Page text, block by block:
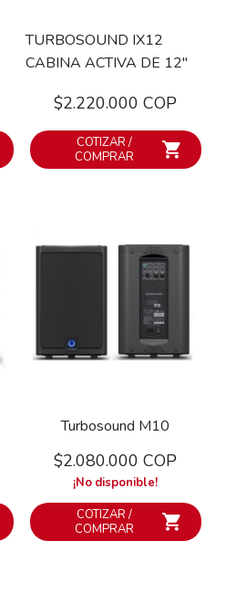
TURBOSOUND IX12
CABINA ACTIVA DE 12''
$2.220.000 COP
COTIZAR /
COMPRAR
Turbosound M10
$2.080.000 COP
¡No disponible!
COTIZAR /
COMPRAR